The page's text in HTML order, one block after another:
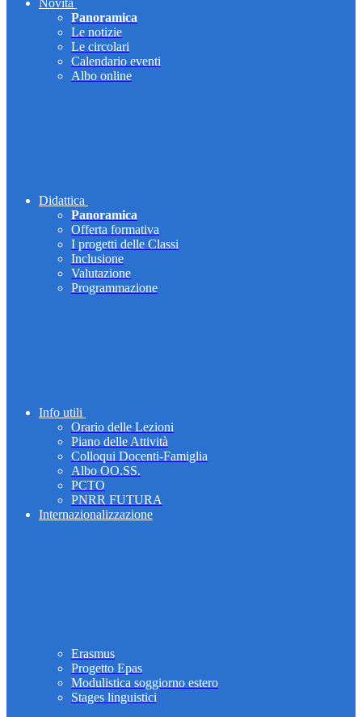
Novità
Panoramica
Le notizie
Le circolari
Calendario eventi
Albo online
Didattica
Panoramica
Offerta formativa
I progetti delle Classi
Inclusione
Valutazione
Programmazione
Info utili
Orario delle Lezioni
Piano delle Attività
Colloqui Docenti-Famiglia
Albo OO.SS.
PCTO
PNRR FUTURA
Internazionalizzazione
Erasmus
Progetto Epas
Modulistica soggiorno estero
Stages linguistici